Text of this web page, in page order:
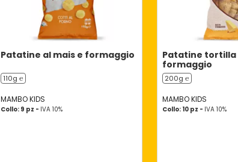
Patatine al mais e formaggio
110g ℮
MAMBO KIDS
Collo: 9 pz - IVA 10%
Patatine tortilla
formaggio
200g ℮
MAMBO KIDS
Collo: 10 pz - IVA 10%